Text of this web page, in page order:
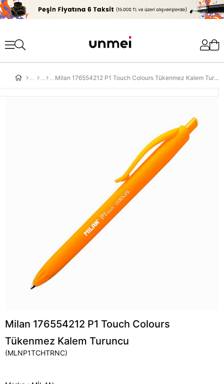
'
Milan 176554212 P1 Touch Colours Tükenmez Kalem Turuncu
Milan 176554212 P1 Touch Colours
Tükenmez Kalem Turuncu
(MLNP1TCHTRNC)